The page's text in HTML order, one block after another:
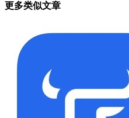
导
更多类似文章